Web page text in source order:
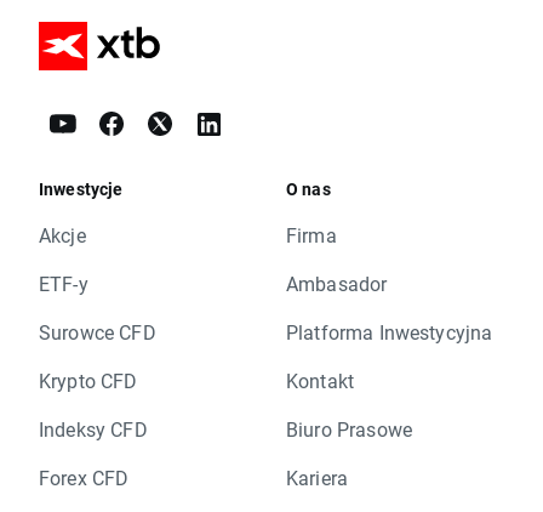
Inwestycje
Akcje
ETF-y
Surowce CFD
Krypto CFD
Indeksy CFD
Forex CFD
O nas
Firma
Ambasador
Platforma Inwestycyjna
Kontakt
Biuro Prasowe
Kariera